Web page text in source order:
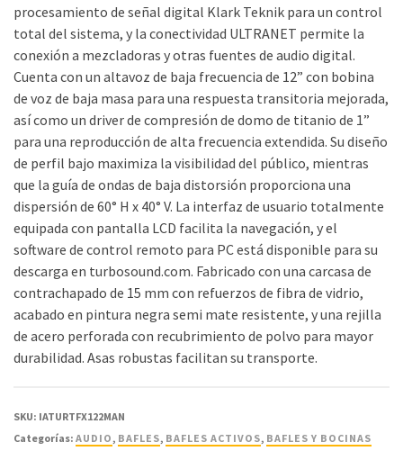
procesamiento de señal digital Klark Teknik para un control
total del sistema, y la conectividad ULTRANET permite la
conexión a mezcladoras y otras fuentes de audio digital.
Cuenta con un altavoz de baja frecuencia de 12” con bobina
de voz de baja masa para una respuesta transitoria mejorada,
así como un driver de compresión de domo de titanio de 1”
para una reproducción de alta frecuencia extendida. Su diseño
de perfil bajo maximiza la visibilidad del público, mientras
que la guía de ondas de baja distorsión proporciona una
dispersión de 60° H x 40° V. La interfaz de usuario totalmente
equipada con pantalla LCD facilita la navegación, y el
software de control remoto para PC está disponible para su
descarga en turbosound.com. Fabricado con una carcasa de
contrachapado de 15 mm con refuerzos de fibra de vidrio,
acabado en pintura negra semi mate resistente, y una rejilla
de acero perforada con recubrimiento de polvo para mayor
durabilidad. Asas robustas facilitan su transporte.
SKU: IATURTFX122MAN
Categorías: AUDIO , BAFLES, BAFLES ACTIVOS, BAFLES Y BOCINAS